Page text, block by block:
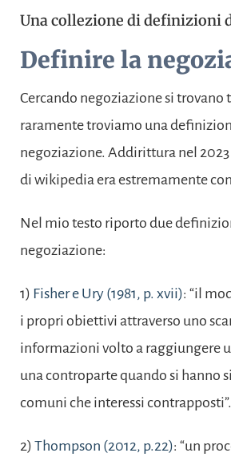
Una collezione di definizioni
Definire la
Cercando negoziazione si trovano
raramente troviamo una
negoziazione. Addirittura nel
di wikipedia era estremamente
Nel mio testo riporto due
negoziazione:
1) Fisher e Ury (1981, p. xvii): “il
i propri obiettivi attraverso uno
informazioni volto a raggiungere
una controparte quando si hanno
comuni che interessi contrapposti”.
2) Thompson (2012, p.22): “un